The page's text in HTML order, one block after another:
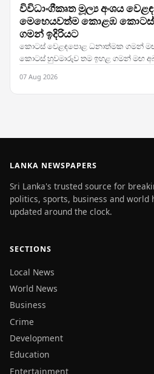
විවිධාංගීකෘත මූල්‍ය අංශය
මෙහෙයවත්ම කොළඹ
ගමන් ඉදිරියට
කොටස් වෙළඳපොළ ධනාත්මක ගමන්
කොටස් හුවමාරුව තම ඉහළ ගමන් මඟ
අතර, නවතම වෙළඳාම් සැසිය තුළ
ප්‍රධාන…
07 Aug 2026
LANKA NEWSPAPERS
Sri Lanka's trusted source for
politics, sports, business and world
updated around the clock.
SECTIONS
Local News
World News
Business
Crime
Development
Education
Entertainment